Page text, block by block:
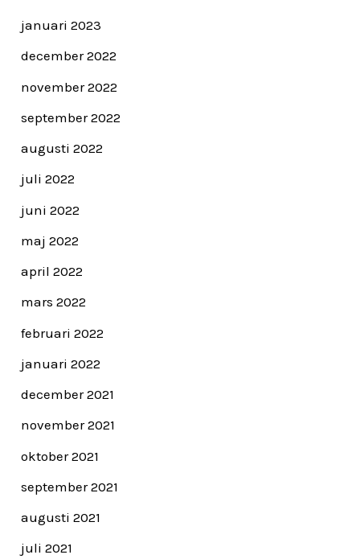
januari 2023
december 2022
november 2022
september 2022
augusti 2022
juli 2022
juni 2022
maj 2022
april 2022
mars 2022
februari 2022
januari 2022
december 2021
november 2021
oktober 2021
september 2021
augusti 2021
juli 2021